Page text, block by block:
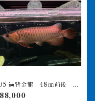
48㎝前後 24